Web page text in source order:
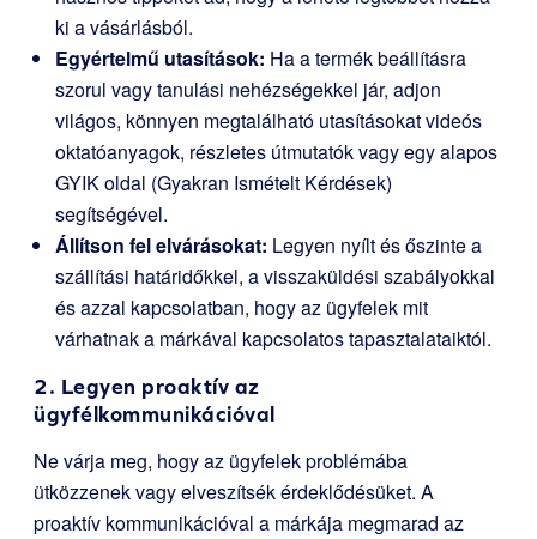
ki a vásárlásból.
Egyértelmű utasítások: Ha a termék beállításra
szorul vagy tanulási nehézségekkel jár, adjon
világos, könnyen megtalálható utasításokat videós
oktatóanyagok, részletes útmutatók vagy egy alapos
GYIK oldal (Gyakran Ismételt Kérdések)
segítségével.
Állítson fel elvárásokat: Legyen nyílt és őszinte a
szállítási határidőkkel, a visszaküldési szabályokkal
és azzal kapcsolatban, hogy az ügyfelek mit
várhatnak a márkával kapcsolatos tapasztalataiktól.
2. Legyen proaktív az
ügyfélkommunikációval
Ne várja meg, hogy az ügyfelek problémába
ütközzenek vagy elveszítsék érdeklődésüket. A
proaktív kommunikációval a márkája megmarad az